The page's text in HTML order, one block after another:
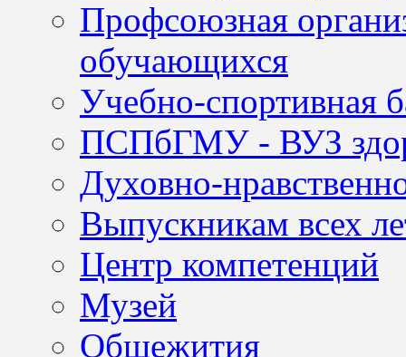
Профсоюзная
обучающихся
Учебно-спортивная
ПСПбГМУ - ВУЗ
Духовно-
Выпускникам всех
Центр компетенций
Музей
Общежития